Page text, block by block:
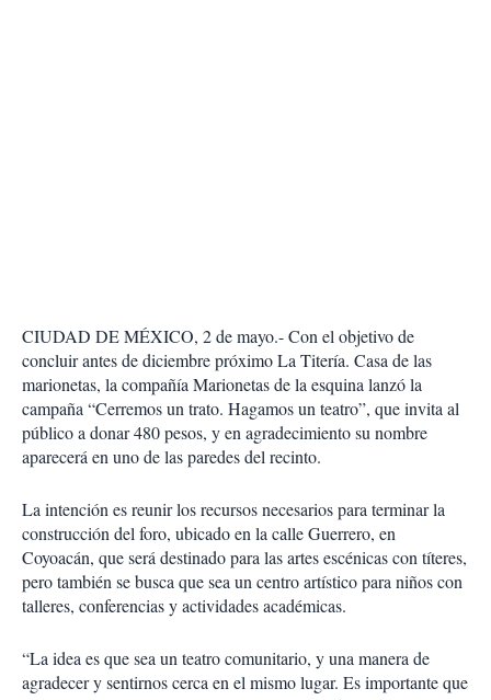
CIUDAD DE MÉXICO, 2 de mayo.- Con el objetivo de
concluir antes de diciembre próximo La Titería. Casa de las
marionetas, la compañía Marionetas de la esquina lanzó la
campaña “Cerremos un trato. Hagamos un teatro”, que invita al
público a donar 480 pesos, y en agradecimiento su nombre
aparecerá en uno de las paredes del recinto.
La intención es reunir los recursos necesarios para terminar la
construcción del foro, ubicado en la calle Guerrero, en
Coyoacán, que será destinado para las artes escénicas con títeres,
pero también se busca que sea un centro artístico para niños con
talleres, conferencias y actividades académicas.
“La idea es que sea un teatro comunitario, y una manera de
agradecer y sentirnos cerca en el mismo lugar. Es importante que